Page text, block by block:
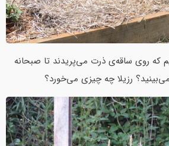
که روی ساقه‌ی ذرت می‌پریدند تا صبحانه
رزیلا چه چیزی می‌خورد؟